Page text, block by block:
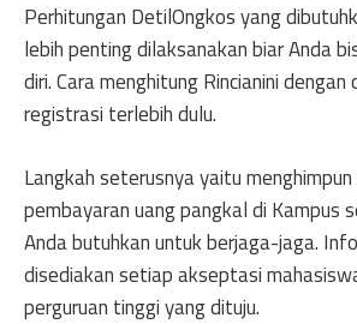
Perhitungan DetilOngkos yang
lebih penting dilaksanakan biar Anda
diri. Cara menghitung Rincianini dengan
registrasi terlebih dulu.
Langkah seterusnya yaitu
pembayaran uang pangkal di Kampus
Anda butuhkan untuk berjaga-jaga.
disediakan setiap akseptasi
perguruan tinggi yang dituju.